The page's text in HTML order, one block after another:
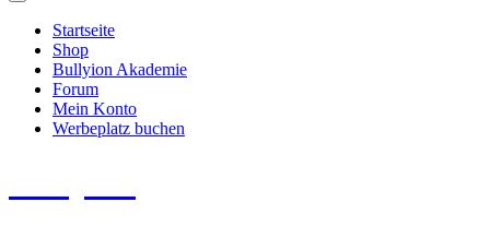
Startseite
Shop
Bullyion Akademie
Forum
Mein Konto
Werbeplatz buchen